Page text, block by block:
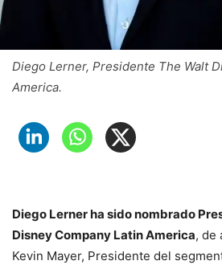
Diego Lerner, Presidente The Walt
America.
Diego Lerner ha sido nombrado
Disney Company Latin America, de
Kevin Mayer, Presidente del